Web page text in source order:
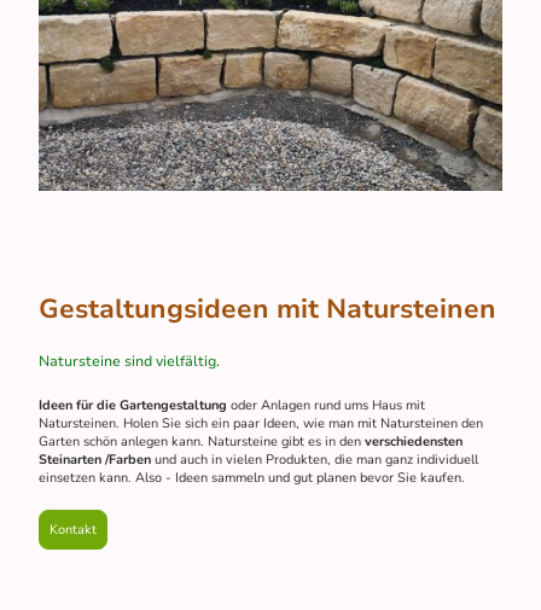
Gestaltungsideen mit Natursteinen
Natursteine sind vielfältig.
Ideen für die Gartengestaltung oder Anlagen rund ums Haus mit
Natursteinen. Holen Sie sich ein paar Ideen, wie man mit Natursteinen den
Garten schön anlegen kann. Natursteine gibt es in den verschiedensten
Steinarten /Farben und auch in vielen Produkten, die man ganz individuell
einsetzen kann. Also - Ideen sammeln und gut planen bevor Sie kaufen.
Kontakt